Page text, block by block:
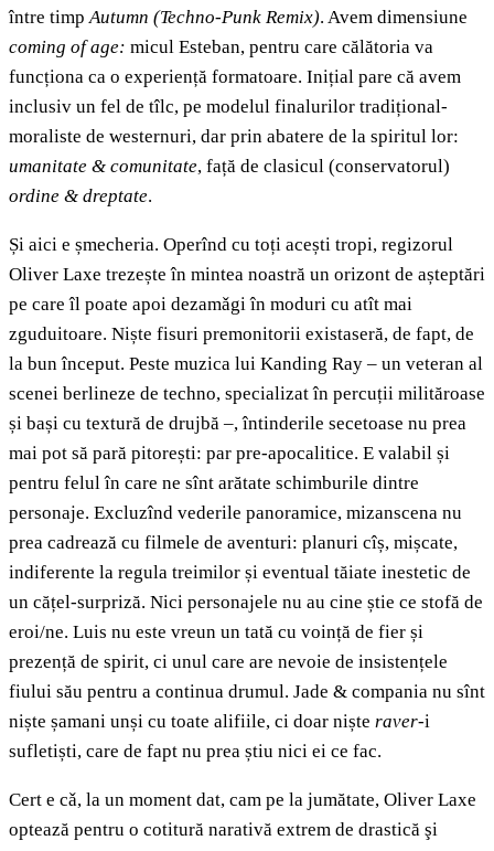
între timpAutumn (Techno-Punk Remix). Avem dimensiune
coming of age: micul Esteban, pentru care călătoria va
funcționa ca o experiență formatoare. Inițial pare că avem
inclusiv un fel de tîlc, pe modelul finalurilor tradițional-
moraliste de westernuri, dar prin abatere de la spiritul lor:
umanitate & comunitate, față de clasicul (conservatorul)
ordine & dreptate.
Și aici e șmecheria. Operînd cu toți acești tropi, regizorul
Oliver Laxe trezește în mintea noastră un orizont de așteptări
pe care îl poate apoi dezamǎgi în moduri cu atît mai
zguduitoare. Niște fisuri premonitorii existaseră, de fapt, de
la bun început. Peste muzica lui Kanding Ray – un veteran al
scenei berlineze de techno, specializat în percuții milităroase
și bași cu textură de drujbă –, întinderile secetoase nu prea
mai pot să pară pitorești: par pre-apocalitice. E valabil și
pentru felul în care ne sînt arătate schimburile dintre
personaje. Excluzînd vederile panoramice, mizanscena nu
prea cadrează cu filmele de aventuri: planuri cîș, mișcate,
indiferente la regula treimilor și eventual tăiate inestetic de
un cățel-surpriză. Nici personajele nu au cine știe ce stofă de
eroi/ne. Luis nu este vreun un tată cu voință de fier și
prezență de spirit, ci unul care are nevoie de insistențele
fiului său pentru a continua drumul. Jade & compania nu sînt
niște șamani unși cu toate alifiile, ci doar niște raver-i
sufletiști, care de fapt nu prea știu nici ei ce fac.
Cert e cǎ, la un moment dat, cam pe la jumătate, Oliver Laxe
optează pentru o cotitură narativă extrem de drastică şi